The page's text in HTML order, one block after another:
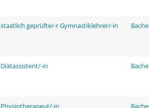
staatlich geprüfte/-r Gymnastiklehrer/-in
Diätassistent/-in
Physiotherapeut/-in